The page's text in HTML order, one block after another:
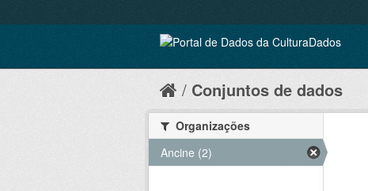
Conjuntos de dados
Organizações
Ancine (2)